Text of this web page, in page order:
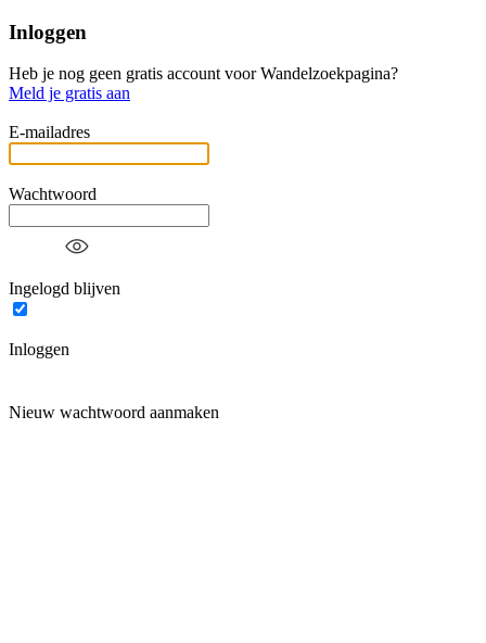
Inloggen
Heb je nog geen gratis account voor Wandelzoekpagina?
Meld je gratis aan
E-mailadres
Wachtwoord
Ingelogd blijven
Inloggen
Nieuw wachtwoord aanmaken